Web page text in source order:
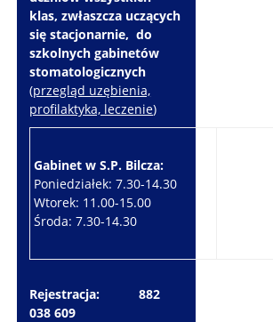
klas, zwłaszcza uczących
się stacjonarnie, do
szkolnych gabinetów
stomatologicznych
(przegląd uzębienia,
profilaktyka, leczenie)
Gabinet w S.P. Bilcza:
Poniedziałek: 7.30-14.30
Wtorek: 11.00-15.00
Środa: 7.30-14.30
Rejestracja: 882
038 609